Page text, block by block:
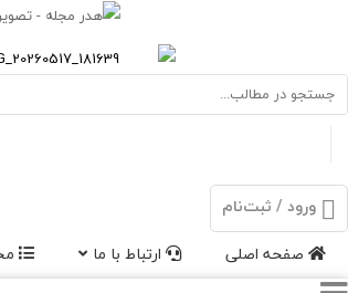
ورود / ثبت‌نام
صفحه اصلی
ارتباط با ما